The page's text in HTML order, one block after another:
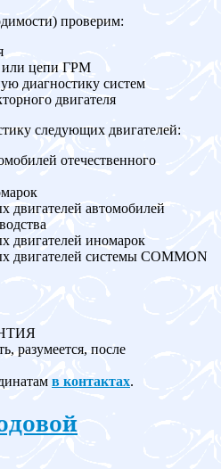
проверим:
или цепи ГРМ
диагностику систем
двигателя
следующих двигателей:
отечественного
двигателей автомобилей
двигателей иномарок
двигателей системы COMMON
разумеется, после
в контактах.